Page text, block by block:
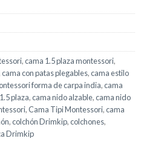
,cama 1.5 plaza montessori,
cama con patas plegables,cama estilo
forma de carpa india,cama
plaza,cama nido alzable,cama nido
,Cama Tipi Montessori,cama
,colchón Drimkip,colchones,
Drimkip